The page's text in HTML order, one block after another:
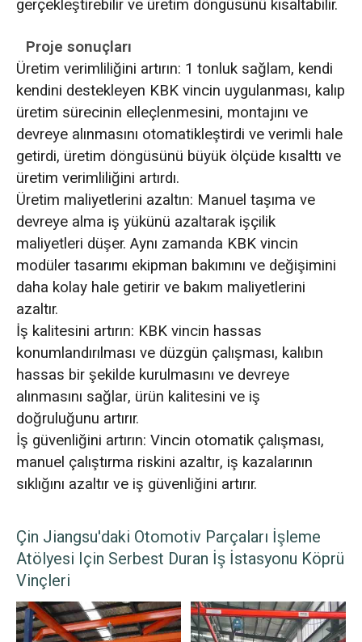
gerçekleştirebilir ve üretim döngüsünü kısaltabilir.
Proje sonuçları
Üretim verimliliğini artırın: 1 tonluk sağlam, kendi
kendini destekleyen KBK vincin uygulanması, kalıp
üretim sürecinin elleçlenmesini, montajını ve
devreye alınmasını otomatikleştirdi ve verimli hale
getirdi, üretim döngüsünü büyük ölçüde kısalttı ve
üretim verimliliğini artırdı.
Üretim maliyetlerini azaltın: Manuel taşıma ve
devreye alma iş yükünü azaltarak işçilik
maliyetleri düşer. Aynı zamanda KBK vincin
modüler tasarımı ekipman bakımını ve değişimini
daha kolay hale getirir ve bakım maliyetlerini
azaltır.
İş kalitesini artırın: KBK vincin hassas
konumlandırılması ve düzgün çalışması, kalıbın
hassas bir şekilde kurulmasını ve devreye
alınmasını sağlar, ürün kalitesini ve iş
doğruluğunu artırır.
İş güvenliğini artırın: Vincin otomatik çalışması,
manuel çalıştırma riskini azaltır, iş kazalarının
sıklığını azaltır ve iş güvenliğini artırır.
Çin Jiangsu'daki Otomotiv Parçaları İşleme
Atölyesi Için Serbest Duran İş İstasyonu Köprü
Vinçleri